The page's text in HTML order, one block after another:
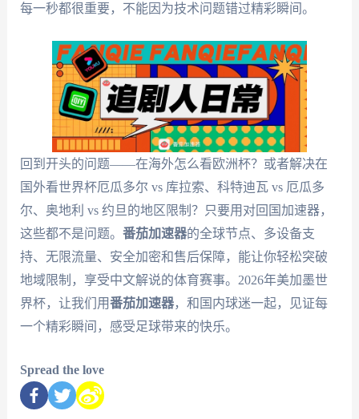
每一秒都很重要，不能因为技术问题错过精彩瞬间。
回到开头的问题——在海外怎么看欧洲杯？或者解决在
国外看世界杯厄瓜多尔 vs 库拉索、科特迪瓦 vs 厄瓜多
尔、奥地利 vs 约旦的地区限制？只要用对回国加速器，
这些都不是问题。 番茄加速器的全球节点、多设备支
持、无限流量、安全加密和售后保障，能让你轻松突破
地域限制，享受中文解说的体育赛事。2026年美加墨世
界杯，让我们用番茄加速器，和国内球迷一起，见证每
一个精彩瞬间，感受足球带来的快乐。
Spread the love